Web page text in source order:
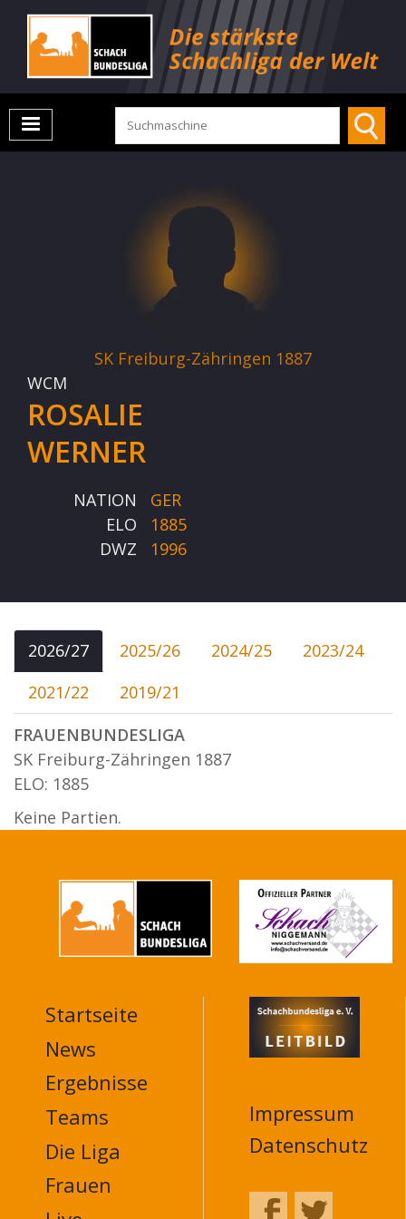
SK Freiburg-Zähringen 1887
WCM
ROSALIE
WERNER
NATION
GER
ELO
1885
DWZ
1996
2026/27 2025/26 2024/25
2023/24
2021/22
2019/21
FRAUENBUNDESLIGA
SK Freiburg-Zähringen 1887
ELO: 1885
Keine Partien.
MAIN
NAVIGATION
FOOTER
Startseite
News
Ergebnisse
Teams
Die Liga
Frauen
Impressum
Datenschutz